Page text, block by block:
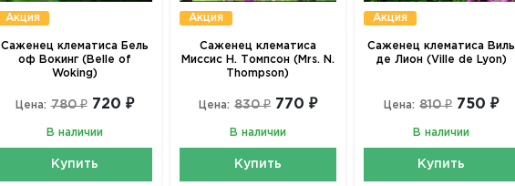
Акция
Саженец клематиса Бель
оф Вокинг (Belle of
Woking)
Цена: 780 ₽ 720 ₽
В наличии
Купить
Акция
Саженец клематиса
Миссис Н. Томпсон (Mrs. N.
Thompson)
Цена: 830 ₽ 770 ₽
В наличии
Купить
Акция
Саженец клематиса Виль
де Лион (Ville de Lyon)
Цена: 810 ₽ 750 ₽
В наличии
Купить